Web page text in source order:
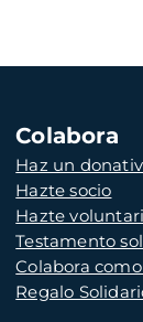
Colabora
Haz un
Hazte socio
Hazte
Testamento
Colabora
Regalo